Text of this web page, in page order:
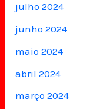
julho 2024
junho 2024
maio 2024
abril 2024
março 2024